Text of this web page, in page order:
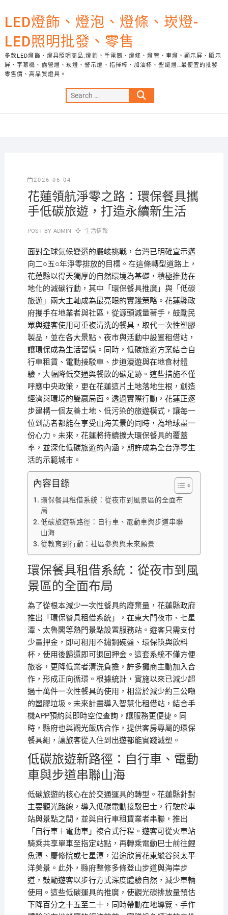
to
content
LED燈飾、燈泡、燈條、崁燈-
LED照明批發、零售
多款LED燈飾、燈具照明商品:燈飾、手電筒、燈條、燈管、車燈、顯示屏、顯示
屏、字幕機、露營燈、崁燈、警示燈、指揮棒、加油棒、聖誕燈…最便宜的批發
零售價、高品質燈具。
Search
…
2026-06-04
花蓮領航淨零之路：環保餐具攜
手低碳旅遊，打造永續新生活
POST BY ADMIN 生活情報
面對全球氣候變遷的嚴峻挑戰，台灣已明確宣示邁
向二○五○年淨零排放的目標。在這條轉型道路上，
花蓮縣以得天獨厚的自然環境為基礎，積極推動在
地化的減碳行動，其中「環保餐具推廣」與「低碳
旅遊」兩大主軸成為最亮眼的實踐策略。花蓮縣政
府攜手在地業者與社區，從源頭減量著手，鼓勵民
眾與遊客使用可重複清洗的餐具，取代一次性塑膠
製品，並在各大景點、夜市與活動中設置租借站，
讓環保成為生活習慣。同時，低碳旅遊方案結合自
行車租賃、電動接駁車、步道漫遊與在地食材體
驗，大幅降低交通與餐飲的碳足跡。這些措施不僅
呼應中央政策，更在花蓮這片土地落地生根，創造
經濟與環境的雙贏局面。透過實際行動，花蓮正逐
步建構一個友善土地、低污染的旅遊模式，讓每一
位到訪者都能在享受山海美景的同時，為地球盡一
份心力。未來，花蓮將持續擴大環保餐具的覆蓋
率，並深化低碳旅遊的內涵，期許成為全台淨零生
活的示範城市。
內容目錄
環保餐具租借系統：從夜市到風景區的全面布
局
低碳旅遊新路徑：自行車、電動車與步道串聯
山海
從教育到行動：社區參與與未來願景
環保餐具租借系統：從夜市到風
景區的全面布局
為了從根本減少一次性餐具的廢棄量，花蓮縣政府
推出「環保餐具租借系統」，在東大門夜市、七星
潭、太魯閣等熱門景點設置服務站。遊客只需支付
少量押金，即可租用不鏽鋼碗盤、環保筷與飲料
杯，使用後歸還即可退回押金。這套系統不僅方便
旅客，更降低業者清洗負擔，許多攤商主動加入合
作，形成正向循環。根據統計，實施以來已減少超
過十萬件一次性餐具的使用，相當於減少約三公噸
的塑膠垃圾。未來計畫導入智慧化租借站，結合手
機APP預約與即時空位查詢，讓服務更便捷。同
時，縣府也與觀光飯店合作，提供客房專屬的環保
餐具組，讓旅客從入住到出遊都能實踐減塑。
低碳旅遊新路徑：自行車、電動
車與步道串聯山海
低碳旅遊的核心在於交通運具的轉型。花蓮縣針對
主要觀光路線，導入低碳電動接駁巴士，行駛於車
站與景點之間，並與自行車租賃業者串聯，推出
「自行車＋電動車」複合式行程。遊客可從火車站
騎乘共享單車至指定站點，再轉乘電動巴士前往鯉
魚潭、慶修院或七星潭，沿途欣賞花東縱谷與太平
洋美景。此外，縣府整修多條登山步道與海岸步
道，鼓勵遊客以步行方式深度體驗自然，減少車輛
使用。這些低碳運具的推廣，使觀光碳排放量預估
下降百分之十五至二十，同時帶動在地導覽、手作